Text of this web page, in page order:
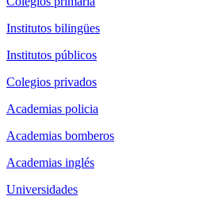
Institutos bilingües
Institutos públicos
Colegios privados
Academias policia
Academias bomberos
Academias inglés
Universidades